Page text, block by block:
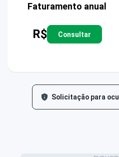
Faturamento anual
R$ Consultar
Solicitação para